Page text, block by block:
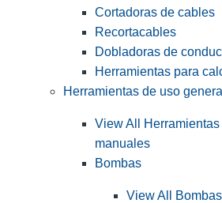
Cortadoras de cables
Recortacables
Dobladoras de
Herramientas para
Herramientas de uso
View All
manuales
Bombas
View All Bombas